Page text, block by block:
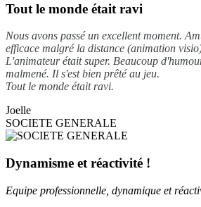
Tout le monde était ravi
Nous avons passé un excellent moment.
efficace malgré la distance (animation
L'animateur était super. Beaucoup
malmené. Il s'est bien prêté au jeu.
Tout le monde était ravi.
Joelle
SOCIETE GENERALE
Dynamisme et réactivité !
Equipe professionnelle, dynamique et